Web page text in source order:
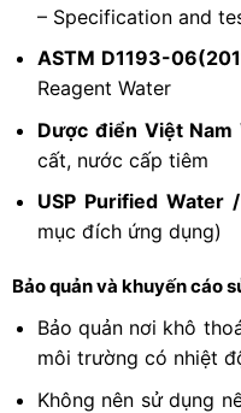
– Specification and
ASTM D1193-
Reagent Water
Dược điển Việt Nam
cất, nước cấp tiêm
USP Purified Water
mục đích ứng dụng)
Bảo quản và khuyến cáo
Bảo quản nơi khô
môi trường có nhiệt
Không nên sử dụng